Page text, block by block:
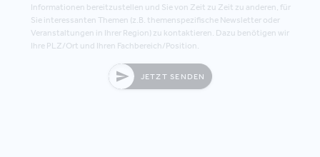
Informationen bereitzustellen und Sie von Zeit zu Zeit zu anderen, für
Sie interessanten Themen (z.B. themenspezifische Newsletter oder
Veranstaltungen in Ihrer Region) zu kontaktieren. Dazu benötigen wir
Ihre PLZ/Ort und Ihren Fachbereich/Position.
JETZT SENDEN